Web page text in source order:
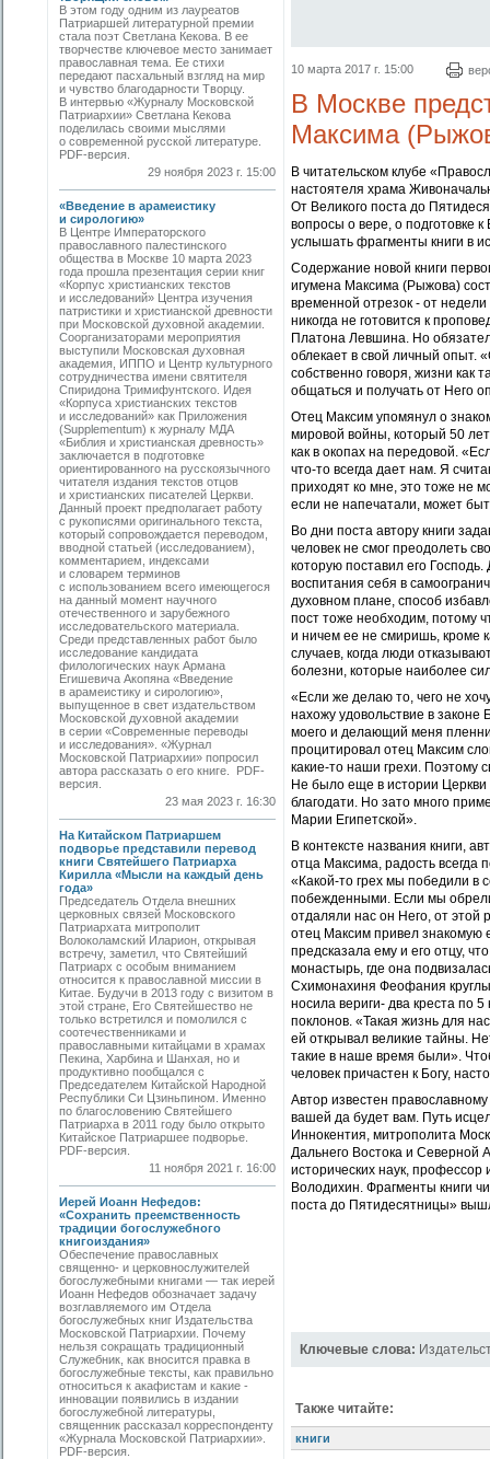
В этом году одним из лауреатов
Патриаршей литературной премии
стала поэт Светлана Кекова. В ее
творчестве ключевое место занимает
православная тема. Ее стихи
передают пасхальный взгляд на мир
и чувство благодарности Творцу.
В интервью «Журналу Московской
Патриархии» Светлана Кекова
поделилась своими мыслями
о современной русской литературе.
PDF-версия.
29 ноября 2023 г. 15:00
«Введение в арамеистику
и сирологию»
В Центре Императорского
православного палестинского
общества в Москве 10 марта 2023
года прошла презентация серии книг
«Корпус христианских текстов
и исследований» Центра изучения
патристики и христианской древности
при Московской духовной академии.
Соорганизаторами мероприятия
выступили Московская духовная
академия, ИППО и Центр культурного
сотрудничества имени святителя
Спиридона Тримифунтского. Идея
«Корпуса христианских текстов
и исследований» как Приложения
(Supplementum) к журналу МДА
«Библия и христианская древность»
заключается в подготовке
ориентированного на русскоязычного
читателя издания текстов отцов
и христианских писателей Церкви.
Данный проект предполагает работу
с рукописями оригинального текста,
который сопровождается переводом,
вводной статьей (исследованием),
комментарием, индексами
и словарем терминов
с использованием всего имеющегося
на данный момент научного
отечественного и зарубежного
исследовательского материала.
Среди представленных работ было
исследование кандидата
филологических наук Армана
Егишевича Акопяна «Введение
в арамеистику и сирологию»,
выпущенное в свет издательством
Московской духовной академии
в серии «Современные переводы
и исследования». «Журнал
Московской Патриархии» попросил
автора рассказать о его книге. PDF-
версия.
23 мая 2023 г. 16:30
На Китайском Патриаршем
подворье представили перевод
книги Святейшего Патриарха
Кирилла «Мысли на каждый день
года»
Председатель Отдела внешних
церковных связей Московского
Патриархата митрополит
Волоколамский Иларион, открывая
встречу, заметил, что Святейший
Патриарх с особым вниманием
относится к православной миссии в
Китае. Будучи в 2013 году с визитом в
этой стране, Его Святейшество не
только встретился и помолился с
соотечественниками и
православными китайцами в храмах
Пекина, Харбина и Шанхая, но и
продуктивно пообщался с
Председателем Китайской Народной
Республики Си Цзиньпином. Именно
по благословению Святейшего
Патриарха в 2011 году было открыто
Китайское Патриаршее подворье.
PDF-версия.
11 ноября 2021 г. 16:00
Иерей Иоанн Нефедов:
«Сохранить преемственность
традиции богослужебного
книгоиздания»
Обеспечение православных
священно- и церковнослужителей
богослужебными книгами — так иерей
Иоанн Нефедов обозначает задачу
возглавляемого им Отдела
богослужебных книг Издательства
Московской Патриархии. Почему
нельзя сокращать традиционный
Служебник, как вносится правка в
богослужебные тексты, как правильно
относиться к акафистам и какие ­
инновации появились в издании
богослужебной литературы,
священник рассказал корреспонденту
«Журнала Московской Патриархии».
PDF-версия.
10 марта 2017 г. 15:00
В Москве
Максима
В читательском клубе
настоятеля храма
От Великого поста до
вопросы о вере, о подготовке
услышать фрагменты книги в
Содержание новой книги
игумена Максима (Рыжова)
временной отрезок - от
никогда не готовится к
Платона Левшина. Но
облекает в свой личный опыт.
собственно говоря, жизни как
общаться и получать от Него
Отец Максим упомянул о
мировой войны, который 50
как в окопах на передовой.
что-то всегда дает нам. Я
приходят ко мне, это тоже не
если не напечатали, может
Во дни поста автору книги
человек не смог преодолеть
которую поставил его
воспитания себя в
духовном плане, способ
пост тоже необходим, потому
и ничем ее не смиришь, кроме
случаев, когда люди
болезни, которые наиболее
«Если же делаю то, чего не
нахожу удовольствие в
моего и делающий меня
процитировал отец Максим
какие-то наши грехи. Поэтому
Не было еще в истории Церкви
благодати. Но зато много
Марии Египетской».
В контексте названия книги,
отца Максима, радость всегда
«Какой-то грех мы победили в
побежденными. Если мы обрели
отдаляли нас он Него, от этой
отец Максим привел
предсказала ему и его отцу,
монастырь, где она
Схимонахиня Феофания
носила вериги- два креста по
поклонов. «Такая жизнь для
ей открывал великие тайны.
такие в наше время были».
человек причастен к Богу,
Автор известен
вашей да будет вам. Путь
Иннокентия, митрополита
Дальнего Востока и Северной
исторических наук,
Володихин. Фрагменты книги
поста до Пятидесятницы»
Ключевые слова:
Также читайте:
книги